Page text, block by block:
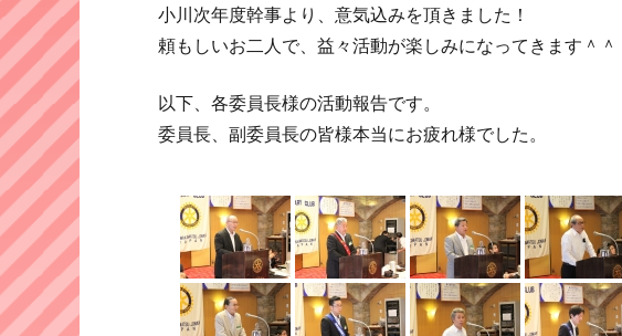
小川次年度幹事より、意気込みを頂きました！
頼もしいお二人で、益々活動が楽しみになってきます＾＾
以下、各委員長様の活動報告です。
委員長、副委員長の皆様本当にお疲れ様でした。